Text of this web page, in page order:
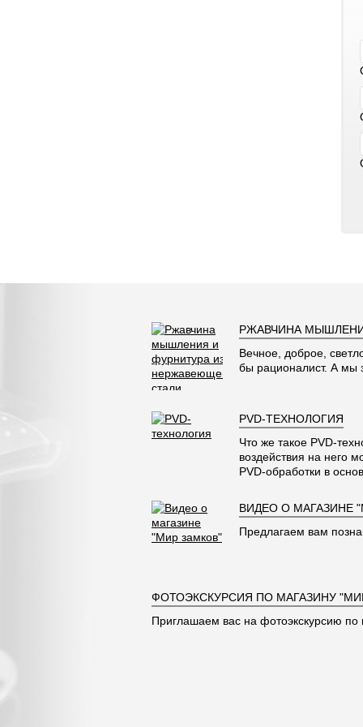
РЖАВЧИНА
Вечное, доброе,
бы рационалист. А мы
PVD-ТЕХНОЛОГИЯ
Что же такое PVD-
воздействия на него
PVD-обработки в
ВИДЕО О МАГАЗИНЕ
Предлагаем вам
ФОТОЭКСКУРСИЯ ПО МАГАЗИНУ
Приглашаем вас на фотоэкскурсию по